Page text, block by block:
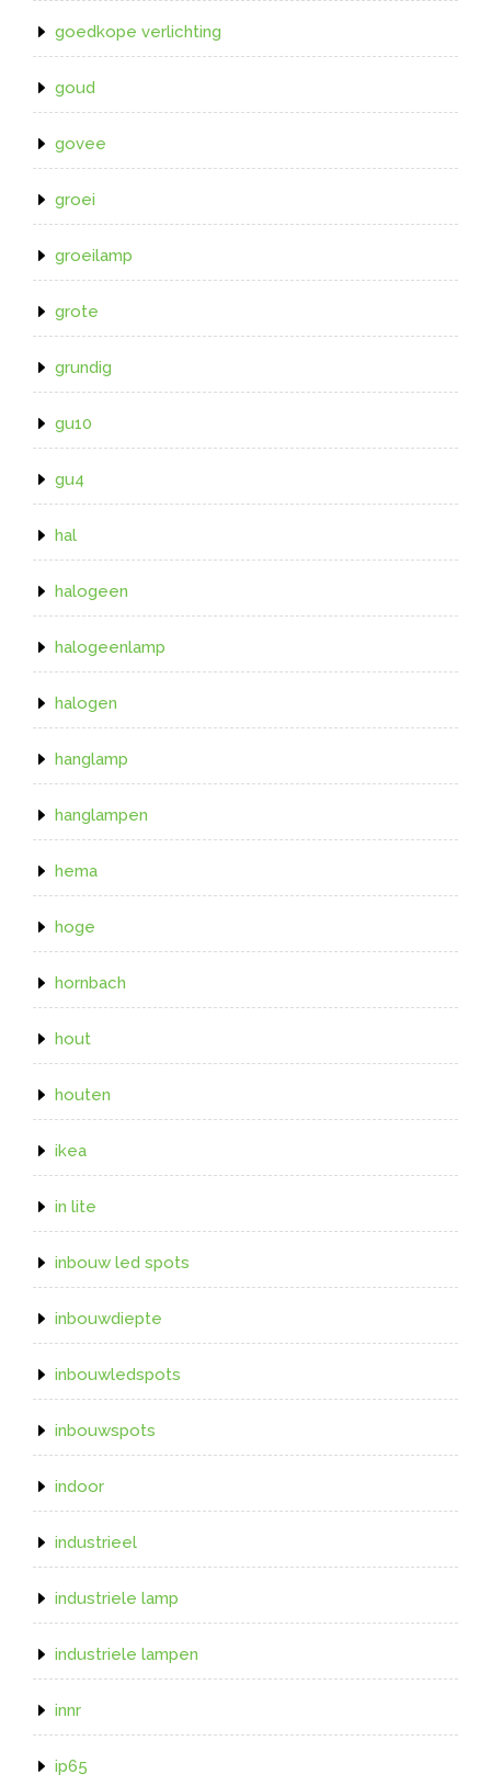
goedkope verlichting
goud
govee
groei
groeilamp
grote
grundig
gu10
gu4
hal
halogeen
halogeenlamp
halogen
hanglamp
hanglampen
hema
hoge
hornbach
hout
houten
ikea
in lite
inbouw led spots
inbouwdiepte
inbouwledspots
inbouwspots
indoor
industrieel
industriele lamp
industriele lampen
innr
ip65